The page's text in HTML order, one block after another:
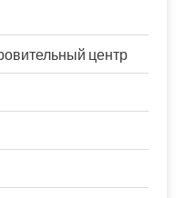
центр